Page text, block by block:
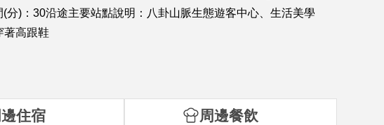
分)：30沿途主要站點說明：八卦山脈生態遊客中心、生活美學
著高跟鞋
住宿 周邊餐飲